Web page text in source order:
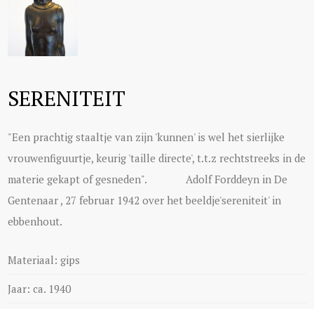
SERENITEIT
"Een prachtig staaltje van zijn 'kunnen' is wel het sierlijke
vrouwenfiguurtje, keurig 'taille directe', t.t.z rechtstreeks in de
materie gekapt of gesneden". Adolf Forddeyn in De
Gentenaar , 27 februar 1942 over het beeldje'sereniteit' in
ebbenhout.
Materiaal: gips
Jaar: ca. 1940